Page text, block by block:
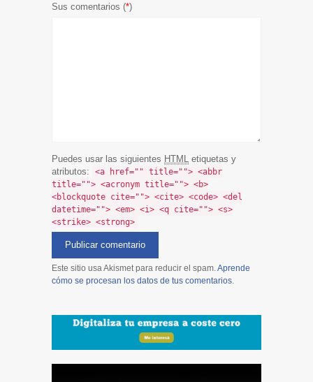
Sus comentarios (*)
Puedes usar las siguientes HTML
etiquetas y
atributos:
<a href="" title=""> <abbr
title=""> <acronym title=""> <b>
<blockquote cite=""> <cite> <code> <del
datetime=""> <em> <i> <q cite=""> <s>
<strike> <strong>
Este sitio usa Akismet para reducir el spam.Aprende
cómo se procesan los datos de tus comentarios.